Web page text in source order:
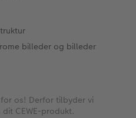
plakatliste
billeder og billeder
os! Derfor tilbyder vi
dit CEWE-produkt.